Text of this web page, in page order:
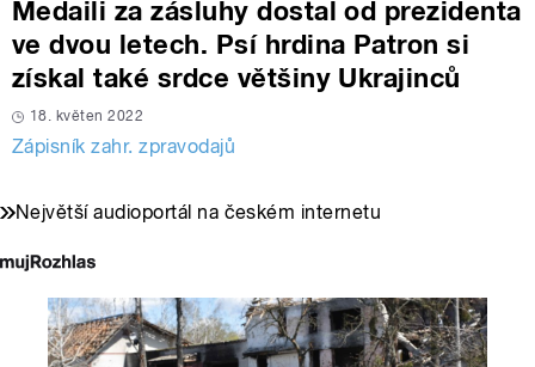
Medaili za zásluhy dostal od prezidenta
ve dvou letech. Psí hrdina Patron si
získal také srdce většiny Ukrajinců
18. květen 2022
Zápisník zahr. zpravodajů
Největší audioportál na českém internetu